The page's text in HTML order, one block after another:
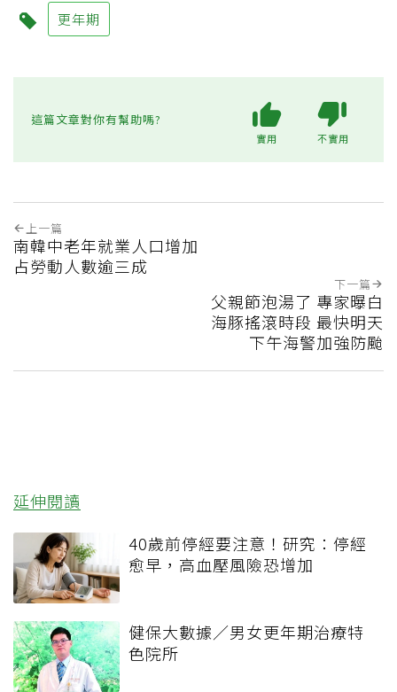
更年期
這篇文章對你有幫助嗎?
實用 不實用
上一篇
南韓中老年就業人口增加
占勞動人數逾三成
下一篇
父親節泡湯了 專家曝白
海豚搖滾時段 最快明天
下午海警加強防颱
延伸閱讀
40歲前停經要注意！研究：停經
愈早，高血壓風險恐增加
健保大數據／男女更年期治療特
色院所